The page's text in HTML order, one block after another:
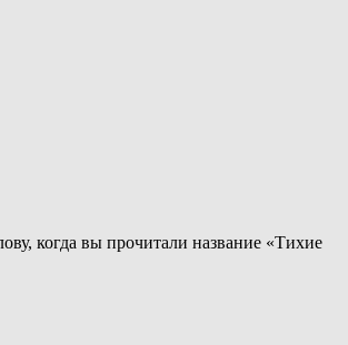
когда вы прочитали название «Тихие